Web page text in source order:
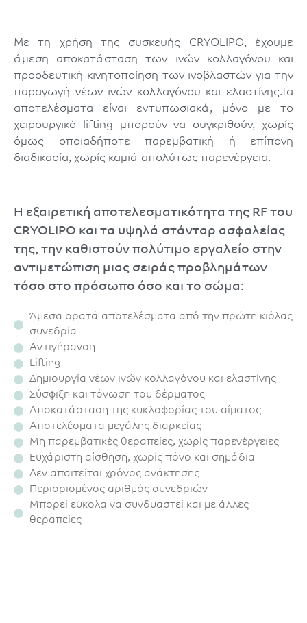
Με τη χρήση της συσκευής CRYOLIPO, έχουμε
άμεση αποκατάσταση των ινών κολλαγόνου και
προοδευτική κινητοποίηση των ινοβλαστών για την
παραγωγή νέων ινών κολλαγόνου και ελαστίνης.Τα
αποτελέσματα είναι εντυπωσιακά, μόνο με το
χειρουργικό lifting μπορούν να συγκριθούν, χωρίς
όμως οποιαδήποτε παρεμβατική ή επίπονη
διαδικασία, χωρίς καμιά απολύτως παρενέργεια.
Η εξαιρετική αποτελεσματικότητα της RF του
CRYOLIPO και τα υψηλά στάνταρ ασφαλείας
της, την καθιστούν πολύτιμο εργαλείο στην
αντιμετώπιση μιας σειράς προβλημάτων
τόσο στο πρόσωπο όσο και το σώμα:
Άμεσα ορατά αποτελέσματα από την πρώτη κιόλας
συνεδρία
Αντιγήρανση
Lifting
Δημιουργία νέων ινών κολλαγόνου και ελαστίνης
Σύσφιξη και τόνωση του δέρματος
Αποκατάσταση της κυκλοφορίας του αίματος
Αποτελέσματα μεγάλης διαρκείας
Μη παρεμβατικές θεραπείες, χωρίς παρενέργειες
Ευχάριστη αίσθηση, χωρίς πόνο και σημάδια
Δεν απαιτείται χρόνος ανάκτησης
Περιορισμένος αριθμός συνεδριών
Μπορεί εύκολα να συνδυαστεί και με άλλες
θεραπείες